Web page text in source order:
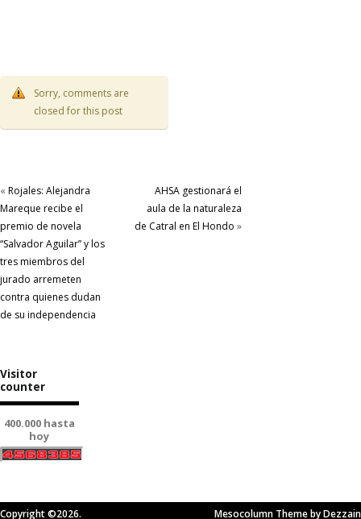
Sorry, comments are
closed for this post
« Rojales: Alejandra
Mareque recibe el
premio de novela
“Salvador Aguilar” y los
tres miembros del
jurado arremeten
contra quienes dudan
de su independencia
AHSA gestionará el
aula de la naturaleza
de Catral en El Hondo »
Visitor
counter
400.000 hasta
hoy
Copyright ©2026. Mesocolumn Theme by Dezzain